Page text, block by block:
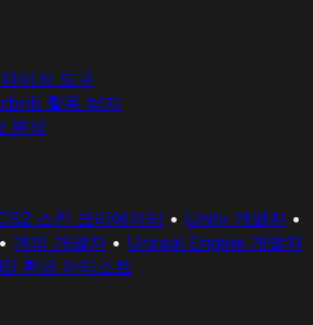
이징 도구
활동 탐지
분석
스킨 크리에이터 • Unity 개발자 •
• 게임 개발자 • Unreal Engine 개발자
환경 아티스트